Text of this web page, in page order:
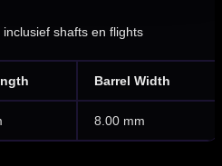
shafts en flights
Barrel Width
8.00 mm